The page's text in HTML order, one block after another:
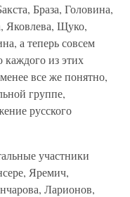
Браза, Головина,
Яковлева, Щуко,
а теперь совсем
из этих
все же понятно,
группе,
русского
участники
Яремич,
Ларионов,